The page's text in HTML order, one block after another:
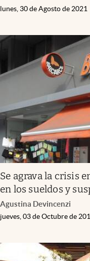
lunes, 30 de Agosto de 2021
Se agrava la crisis
en los sueldos y
Agustina Devincenzi
jueves, 03 de Octubre de